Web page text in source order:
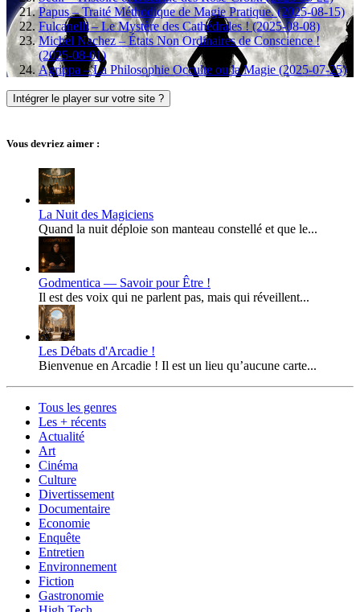
Papus – Traité Méthodique de Magie Pratique. (2025-08-15)
Fulcanelli – Le Mystère des Cathédrales ! (2025-08-08)
Michel Nachez – États Non Ordinaires de Conscience !
(2025-08-01)
Agrippa – La Philosophie Occulte ou la Magie (2025-07-25)
Intégrer le player sur votre site ?
Vous devriez aimer :
La Nuit des Magiciens
Quand la nuit déploie son manteau constellé et que le...
Godmentica — Savoir pour Être !
Il est des voix qui ne parlent pas, mais qui réveillent...
Les Débats d'Arcadie !
Bienvenue en Arcadie ! Il est un lieu qu’aucune carte...
Tous les genres
Les + récents
Actualité
Art
Cinéma
Culture
Divertissement
Documentaire
Economie
Enquête
Entretien
Environnement
Fiction
Gastronomie